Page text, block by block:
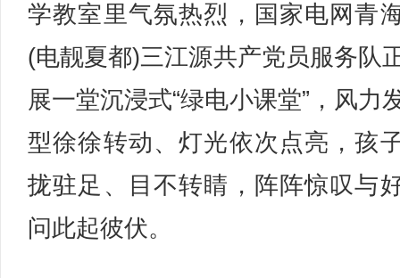
学教室里气氛热烈，国家电网青
(电靓夏都)三江源共产党员服务队
展一堂沉浸式“绿电小课堂”，风力
型徐徐转动、灯光依次点亮，孩
拢驻足、目不转睛，阵阵惊叹与
问此起彼伏。